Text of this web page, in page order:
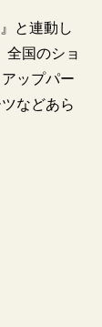
と連動し
全国のショ
ップパー
などあら